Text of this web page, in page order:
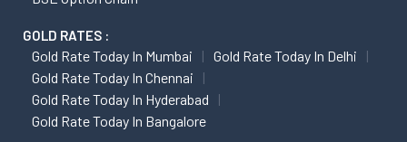
GOLD RATES :
Gold Rate Today In Mumbai
Gold Rate Today In Delhi
Gold Rate Today In Chennai
Gold Rate Today In Hyderabad
Gold Rate Today In Bangalore